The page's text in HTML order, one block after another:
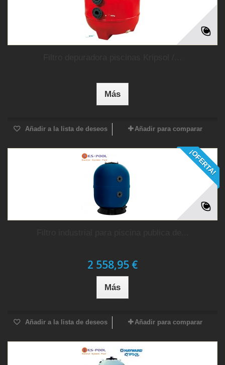
Más
Añadir a la lista de deseos Añadir para comparar
¡OFERTA!
2 558,95 €
Más
Añadir a la lista de deseos Añadir para comparar